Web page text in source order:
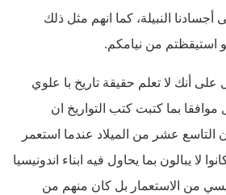
أجسادنا النبيلة، كما انهم مثل ذلك
استيقظتم من نيامكم.
على أنك لا تعلم حقيقة تاريخ با علوي
موافقا بما كتبت كتب التواريخ ان
التاسع عشر من الميلاد عندما استعمر
لا يبالون بما يحاول فيه ابناء اندونيسيا
من الاستعمار بل كان منهم من